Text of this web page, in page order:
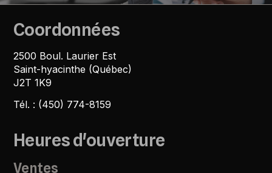
Coordonnées
2500 Boul. Laurier Est
Saint-hyacinthe (Québec)
J2T 1K9
Tél. : (450) 774-8159
Heures d'ouverture
Ventes